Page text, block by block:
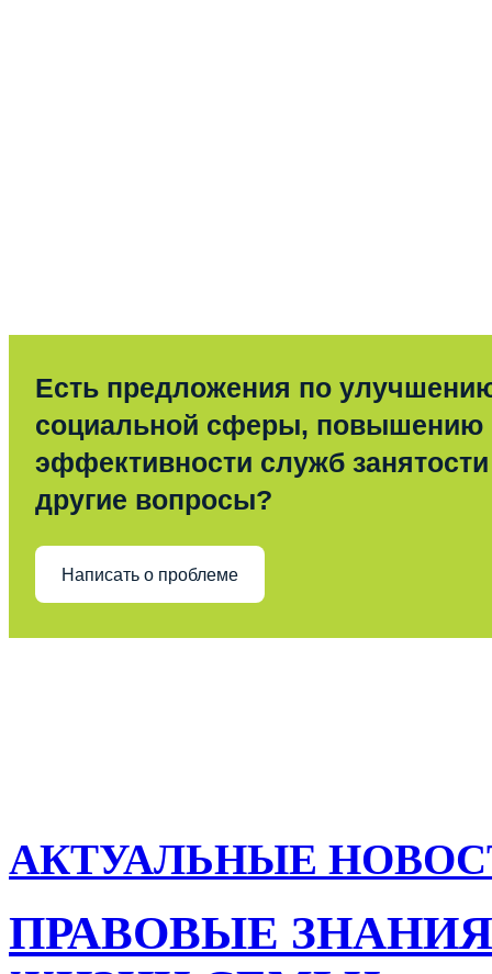
Есть предложения по
социальной сферы, повышению
эффективности служб
другие вопросы?
Написать о проблеме
АКТУАЛЬНЫЕ
ПРАВОВЫЕ